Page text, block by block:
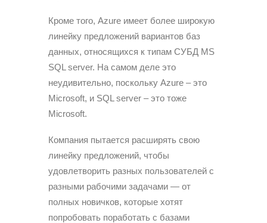
Кроме того, Azure имеет более широкую
линейку предложений вариантов баз
данных, относящихся к типам СУБД MS
SQL server. На самом деле это
неудивительно, поскольку Azure – это
Microsoft, и SQL server – это тоже
Microsoft.
Компания пытается расширять свою
линейку предложений, чтобы
удовлетворить разных пользователей с
разными рабочими задачами — от
полных новичков, которые хотят
попробовать поработать с базами